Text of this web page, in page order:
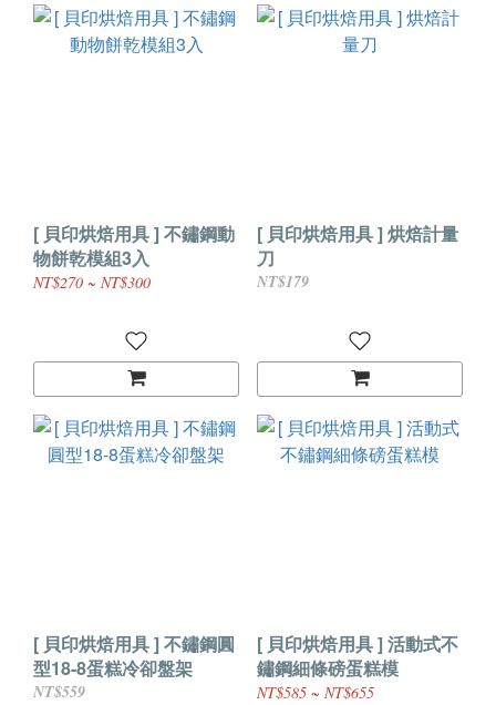
[ 貝印烘焙用具 ] 不鏽鋼動
物餅乾模組3入
NT$270 ~ NT$300
[ 貝印烘焙用具 ] 烘焙計量
刀
NT$179
[ 貝印烘焙用具 ] 不鏽鋼圓
型18-8蛋糕冷卻盤架
NT$559
[ 貝印烘焙用具 ] 活動式不
鏽鋼細條磅蛋糕模
NT$585 ~ NT$655